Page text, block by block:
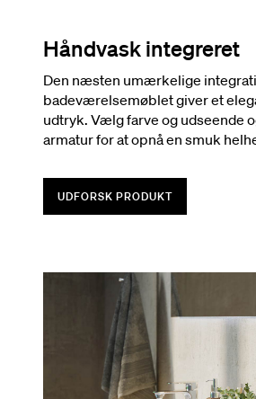
Håndvask integreret
Den næsten umærkelige
badeværelsemøblet giver et
udtryk. Vælg farve og udseende
armatur for at opnå en smuk
UDFORSK PRODUKT